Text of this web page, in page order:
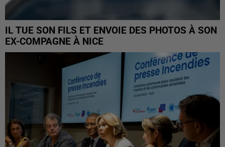
IL TUE SON FILS ET ENVOIE DES PHOTOS À SON
EX-COMPAGNE À NICE